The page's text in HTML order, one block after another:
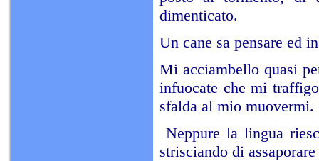
dimenticato.
Un cane sa pensare ed
Mi acciambello quasi
infuocate che mi
sfalda al mio muovermi.
Neppure la lingua
strisciando di